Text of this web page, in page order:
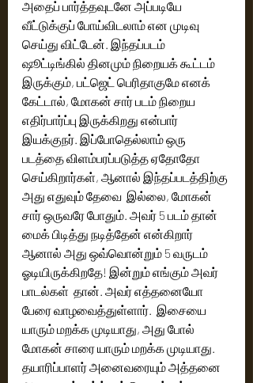
அதைப் பார்த்தவுடனே அப்படியே
வீட்டுக்குப் போய்விடலாம் என முடிவு
செய்து விட்டேன். இந்தப்படம்
ஷூட்டிங்கில் தினமும் நிறையக் கூட்டம்
இருக்கும், பட்ஜெட் பெரிதாகுமே எனக்
கேட்டால், மோகன் சார் படம் நிறைய
எதிர்பார்ப்பு இருக்கிறது என்பார்
இயக்குநர். இப்போதெல்லாம் ஒரு
படத்தை விளம்பரப்படுத்த ஏதோதோ
செய்கிறார்கள், ஆனால் இந்தப்படத்திற்கு
அது எதுவும் தேவை  இல்லை, மோகன்
சார் ஒருவரே போதும். அவர் 5 படம் தான்
மைக் பிடித்து நடித்தேன் என்கிறார்
ஆனால் அது ஒவ்வொன்றும் 5 வருடம்
ஓடியிருக்கிறதே! இன்றும் எங்கும் அவர்
பாடல்கள்  தான். அவர் எத்தனையோ
பேரை வாழவைத்துள்ளார்.  இசையை
யாரும் மறக்க முடியாது, அது போல்
மோகன் சாரை யாரும் மறக்க முடியாது.
தயாரிப்பாளர் அனைவரையும் அத்தனை